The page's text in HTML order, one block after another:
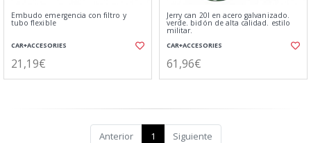
Embudo emergencia con filtro y
tubo flexible
CAR+ACCESORIES
21,19€
Jerry can 20l en acero galvanizado.
verde. bidón de alta calidad. estilo
militar.
CAR+ACCESORIES
61,96€
Anterior 1 Siguiente